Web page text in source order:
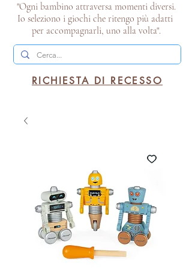
"Ogni bambino attraversa momenti diversi.
Io seleziono i giochi che ritengo più adatti
per accompagnarli, uno alla volta".
RICHIESTA DI RECESSO